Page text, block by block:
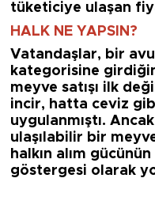
tüketiciye ulaşan
HALK NE YAPSIN?
Vatandaşlar, bir
kategorisine
meyve satışı ilk
incir, hatta ceviz
uygulanmıştı.
ulaşılabilir bir
halkın alım
göstergesi olarak